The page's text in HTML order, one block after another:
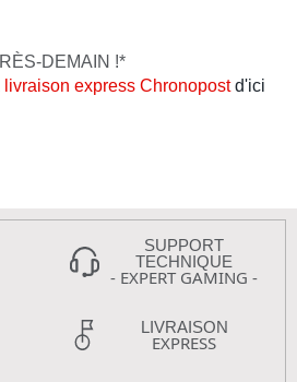
DEMAIN !*
livraison express Chronopostd'ici
SUPPORT
TECHNIQUE
- EXPERT GAMING -
LIVRAISON
EXPRESS